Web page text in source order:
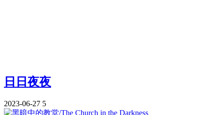
日日夜夜
2023-06-27 5